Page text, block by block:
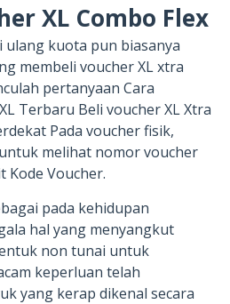
XL Combo Flex
ulang kuota pun biasanya
membeli voucher XL xtra
pertanyaan Cara
Terbaru Beli voucher XL Xtra
Pada voucher fisik,
melihat nomor voucher
Kode Voucher.
pada kehidupan
hal yang menyangkut
non tunai untuk
keperluan telah
yang kerap dikenal secara